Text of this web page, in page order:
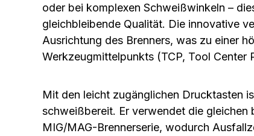
oder bei komplexen Schweißwinkeln –
gleichbleibende Qualität. Die innovative
Ausrichtung des Brenners, was zu einer
Werkzeugmittelpunkts (TCP, Tool Center
Mit den leicht zugänglichen Drucktasten
schweißbereit. Er verwendet die gleichen
MIG/MAG-Brennerserie, wodurch